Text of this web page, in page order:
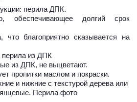
перила ДПК.
обеспечивающее долгий срок
что благоприятно сказывается на
из ДПК
из ДПК, не выцветают.
пропитки маслом и покраски.
и нижние с текстурой дерева или
Перила фото